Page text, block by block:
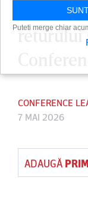
din
returului
CONFERENCE
7 MAI 2026
ADAUGĂ
Puteti merge chiar